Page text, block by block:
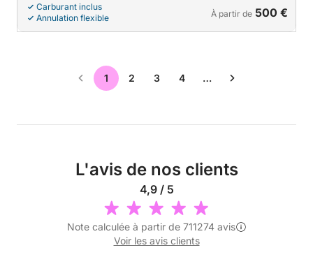
Carburant inclus
Annulation flexible
À partir de 500 €
1 2 3 4 …
L'avis de nos clients
4,9 / 5
Note calculée à partir de 711274 avis
Voir les avis clients